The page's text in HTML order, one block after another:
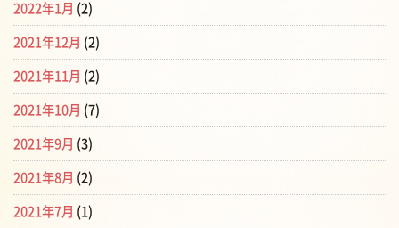
2022年1月 (2)
2021年12月 (2)
2021年11月 (2)
2021年10月 (7)
2021年9月 (3)
2021年8月 (2)
2021年7月 (1)